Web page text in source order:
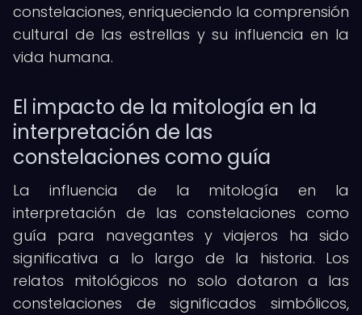
constelaciones, enriqueciendo la comprensión
cultural de las estrellas y su influencia en la
vida humana.
El impacto de la mitología en la
interpretación de las
constelaciones como guía
La influencia de la mitología en la
interpretación de las constelaciones como
guía para navegantes y viajeros ha sido
significativa a lo largo de la historia. Los
relatos mitológicos no solo dotaron a las
constelaciones de significados simbólicos,